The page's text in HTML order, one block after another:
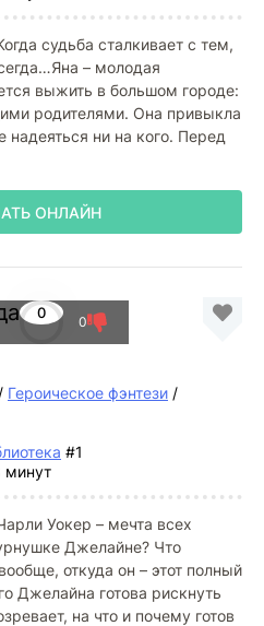
судьба сталкивает с тем,
– молодая
выжить в большом городе:
родителями. Она привыкла
ни на кого. Перед
ОНЛАЙН
0
0
/ Героическое фэнтези /
#1
минут
Уокер – мечта всех
Джелайне? Что
откуда он – этот полный
Джелайна готова рискнуть
на что и почему готов